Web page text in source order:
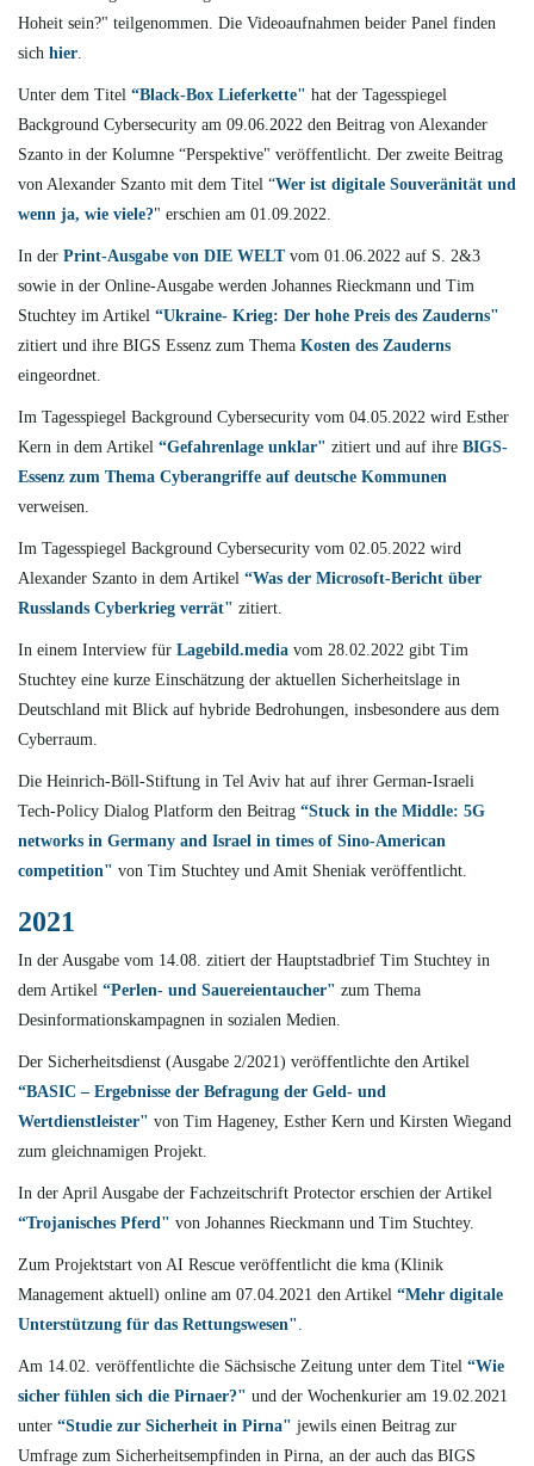
Hoheit sein?" teilgenommen. Die Videoaufnahmen beider Panel finden
sich hier.
Unter dem Titel “Black-Box Lieferkette" hat der Tagesspiegel
Background Cybersecurity am 09.06.2022 den Beitrag von Alexander
Szanto in der Kolumne “Perspektive" veröffentlicht. Der zweite Beitrag
von Alexander Szanto mit dem Titel “Wer ist digitale Souveränität und
wenn ja, wie viele?" erschien am 01.09.2022.
In der Print-Ausgabe von DIE WELTvom 01.06.2022 auf S. 2&3
sowie in der Online-Ausgabe werden Johannes Rieckmann und Tim
Stuchtey im Artikel “Ukraine- Krieg: Der hohe Preis des Zauderns"
zitiert und ihre BIGS Essenz zum Thema Kosten des Zauderns
eingeordnet.
Im Tagesspiegel Background Cybersecurity vom 04.05.2022 wird Esther
Kern in dem Artikel “Gefahrenlage unklar" zitiert und auf ihre BIGS-
Essenz zum Thema Cyberangriffe auf deutsche Kommunen
verweisen.
Im Tagesspiegel Background Cybersecurity vom 02.05.2022 wird
Alexander Szanto in dem Artikel “Was der Microsoft-Bericht über
Russlands Cyberkrieg verrät" zitiert.
In einem Interview für Lagebild.media vom 28.02.2022 gibt Tim
Stuchtey eine kurze Einschätzung der aktuellen Sicherheitslage in
Deutschland mit Blick auf hybride Bedrohungen, insbesondere aus dem
Cyberraum.
Die Heinrich-Böll-Stiftung in Tel Aviv hat auf ihrer German-Israeli
Tech-Policy Dialog Platform den Beitrag “Stuck in the Middle: 5G
networks in Germany and Israel in times of Sino-American
competition" von Tim Stuchtey und Amit Sheniak veröffentlicht.
2021
In der Ausgabe vom 14.08. zitiert der Hauptstadbrief Tim Stuchtey in
dem Artikel “Perlen- und Sauereientaucher" zum Thema
Desinformationskampagnen in sozialen Medien.
Der Sicherheitsdienst (Ausgabe 2/2021) veröffentlichte den Artikel
“BASIC – Ergebnisse der Befragung der Geld- und
Wertdienstleister" von Tim Hageney, Esther Kern und Kirsten Wiegand
zum gleichnamigen Projekt.
In der April Ausgabe der Fachzeitschrift Protector erschien der Artikel
“Trojanisches Pferd" von Johannes Rieckmann und Tim Stuchtey.
Zum Projektstart von AI Rescue veröffentlicht die kma (Klinik
Management aktuell) online am 07.04.2021 den Artikel “Mehr digitale
Unterstützung für das Rettungswesen".
Am 14.02. veröffentlichte die Sächsische Zeitung unter dem Titel “Wie
sicher fühlen sich die Pirnaer?" und der Wochenkurier am 19.02.2021
unter “Studie zur Sicherheit in Pirna" jewils einen Beitrag zur
Umfrage zum Sicherheitsempfinden in Pirna, an der auch das BIGS